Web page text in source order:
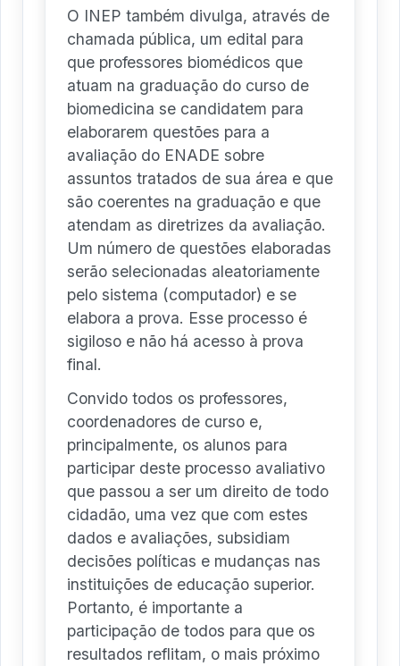
O INEP também divulga, através de
chamada pública, um edital para
que professores biomédicos que
atuam na graduação do curso de
biomedicina se candidatem para
elaborarem questões para a
avaliação do ENADE sobre
assuntos tratados de sua área e que
são coerentes na graduação e que
atendam as diretrizes da avaliação.
Um número de questões elaboradas
serão selecionadas aleatoriamente
pelo sistema (computador) e se
elabora a prova. Esse processo é
sigiloso e não há acesso à prova
final.
Convido todos os professores,
coordenadores de curso e,
principalmente, os alunos para
participar deste processo avaliativo
que passou a ser um direito de todo
cidadão, uma vez que com estes
dados e avaliações, subsidiam
decisões políticas e mudanças nas
instituições de educação superior.
Portanto, é importante a
participação de todos para que os
resultados reflitam, o mais próximo